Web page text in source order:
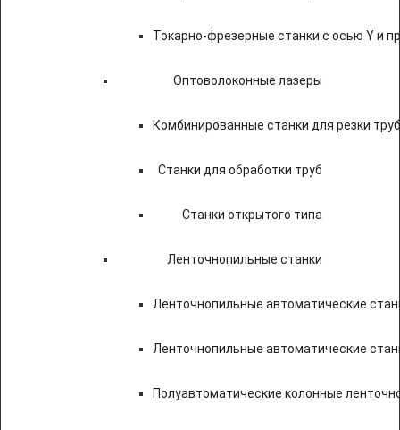
Токарно-фрезерные станки с осью Y и
Оптоволоконные лазеры
Комбинированные станки для резки
Станки для обработки труб
Станки открытого типа
Ленточнопильные станки
Ленточнопильные автоматические
Ленточнопильные автоматические
Полуавтоматические колонные